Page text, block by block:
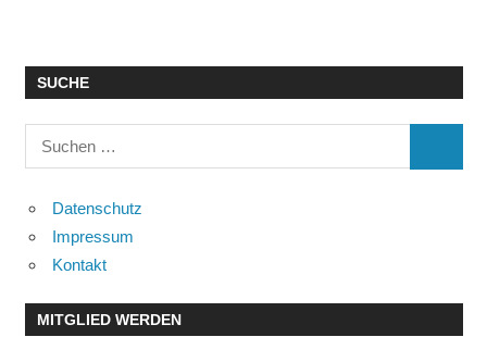
SUCHE
Suchen
nach:
Datenschutz
Impressum
Kontakt
MITGLIED WERDEN